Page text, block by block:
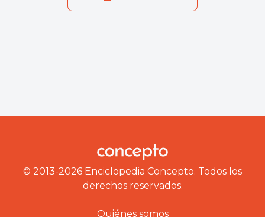
© 2013-2026 Enciclopedia Concepto. Todos los
derechos reservados.
Quiénes somos